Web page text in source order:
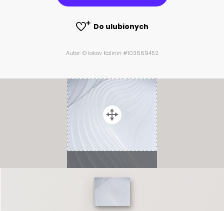
Do ulubionych
Autor: © Iakov Kalinin #103669452